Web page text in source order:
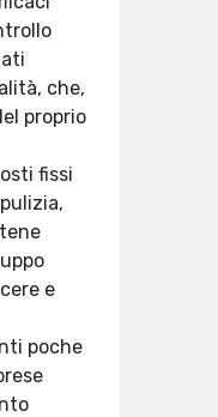
che,
proprio
fissi
e
poche